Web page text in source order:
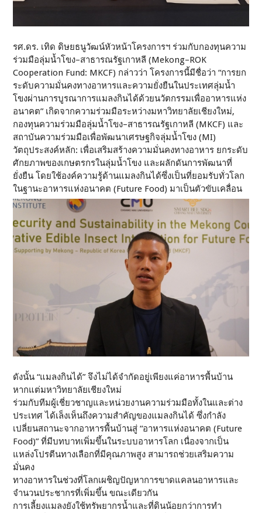
รศ.ดร. เทิด ดิษยธนูวัฒน์หัวหน้าโครงการฯ ร่วมกับกองทุนความ
ร่วมมือลุ่มน้ำโขง–สาธารณรัฐเกาหลี (Mekong–ROK
Cooperation Fund: MKCF) กล่าวว่า โครงการนี้มีชื่อว่า “การยก
ระดับความมั่นคงทางอาหารและความยั่งยืนในประเทศลุ่มน้ำ
โขงผ่านการบูรณาการแมลงกินได้ด้วยนวัตกรรมเพื่ออาหารแห่ง
อนาคต” เกิดจากความร่วมมือระหว่างมหาวิทยาลัยเชียงใหม่,
กองทุนความร่วมมือลุ่มน้ำโขง–สาธารณรัฐเกาหลี (MKCF) และ
สถาบันความร่วมมือเพื่อพัฒนาเศรษฐกิจลุ่มน้ำโขง (MI)
วัตถุประสงค์หลัก: เพื่อเสริมสร้างความมั่นคงทางอาหาร ยกระดับ
ศักยภาพของเกษตรกรในลุ่มน้ำโขง และผลักดันการพัฒนาที่
ยั่งยืน โดยใช้องค์ความรู้ด้านแมลงกินได้ซึ่งเป็นที่ยอมรับทั่วโลก
ในฐานะอาหารแห่งอนาคต (Future Food) มาเป็นตัวขับเคลื่อน
ดังนั้น “แมลงกินได้” จึงไม่ได้จำกัดอยู่เพียงแค่อาหารพื้นบ้าน
หากแต่มหาวิทยาลัยเชียงใหม่
ร่วมกับทีมผู้เชี่ยวชาญและหน่วยงานความร่วมมือทั้งในและต่าง
ประเทศ ได้เล็งเห็นถึงความสำคัญของแมลงกินได้ ซึ่งกำลัง
เปลี่ยนสถานะจากอาหารพื้นบ้านสู่ “อาหารแห่งอนาคต (Future
Food)” ที่มีบทบาทเพิ่มขึ้นในระบบอาหารโลก เนื่องจากเป็น
แหล่งโปรตีนทางเลือกที่มีคุณภาพสูง สามารถช่วยเสริมความ
มั่นคง
ทางอาหารในช่วงที่โลกเผชิญปัญหาการขาดแคลนอาหารและ
จำนวนประชากรที่เพิ่มขึ้น ขณะเดียวกัน
การเลี้ยงแมลงยังใช้ทรัพยากรน้ำและที่ดินน้อยกว่าการทำ